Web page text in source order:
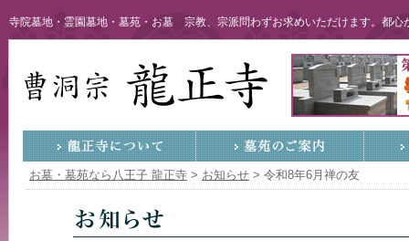
寺院墓地・霊園墓地・墓苑・お墓 宗教、宗派問わずお求めいただけます。都心
お墓・墓苑なら八王子 龍正寺 > お知らせ > 令和8年6月禅の友